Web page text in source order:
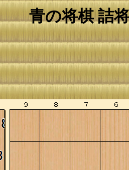
青の将棋 詰